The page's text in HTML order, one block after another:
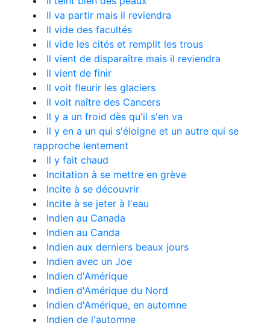
Il va partir mais il reviendra
Il vide des facultés
Il vide les cités et remplit les trous
Il vient de disparaître mais il reviendra
Il vient de finir
Il voit fleurir les glaciers
Il voit naître des Cancers
Il y a un froid dès qu'il s'en va
Il y en a un qui s'éloigne et un autre qui se
rapproche lentement
Il y fait chaud
Incitation à se mettre en grève
Incite à se découvrir
Incite à se jeter à l'eau
Indien au Canada
Indien au Canda
Indien aux derniers beaux jours
Indien avec un Joe
Indien d'Amérique
Indien d'Amérique du Nord
Indien d'Amérique, en automne
Indien de l'automne